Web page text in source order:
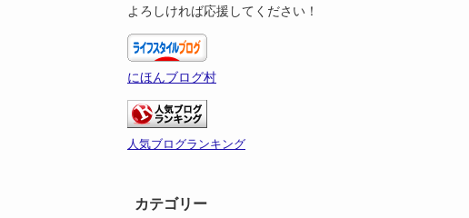
よろしければ応援してください！
にほんブログ村
人気ブログランキング
カテゴリー